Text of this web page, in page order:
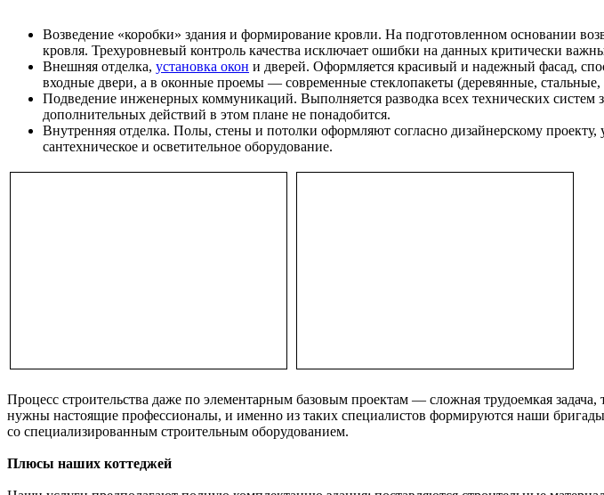
Возведение «коробки» здания и формирование кровли. На подготовленном основании
кровля. Трехуровневый контроль качества исключает ошибки на данных критически
Внешняя отделка, установка окон и дверей. Оформляется красивый и надежный фасад,
входные двери, а в оконные проемы — современные стеклопакеты (деревянные,
Подведение инженерных коммуникаций. Выполняется разводка всех технических
дополнительных действий в этом плане не понадобится.
Внутренняя отделка. Полы, стены и потолки оформляют согласно дизайнерскому
сантехническое и осветительное оборудование.
Процесс строительства даже по элементарным базовым проектам — сложная трудоемкая
нужны настоящие профессионалы, и именно из таких специалистов формируются наши
со специализированным строительным оборудованием.
Плюсы наших коттеджей